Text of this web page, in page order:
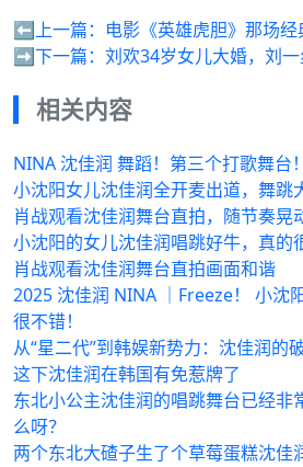
⬅️上一篇： 电影《英雄虎胆》那场经
➡️下一篇： 刘欢34岁女儿大婚，刘
相关内容
NINA 沈佳润 舞蹈！第三个打歌舞台！
小沈阳女儿沈佳润全开麦出道，舞跳
肖战观看沈佳润舞台直拍，随节奏晃
小沈阳的女儿沈佳润唱跳好牛，真的
肖战观看沈佳润舞台直拍画面和谐
2025 沈佳润 NINA ｜Freeze！ 小沈
很不错！
从“星二代”到韩娱新势力：沈佳润的
这下沈佳润在韩国有免惹牌了
东北小公主沈佳润的唱跳舞台已经非
么呀？
两个东北大碴子生了个草莓蛋糕沈佳